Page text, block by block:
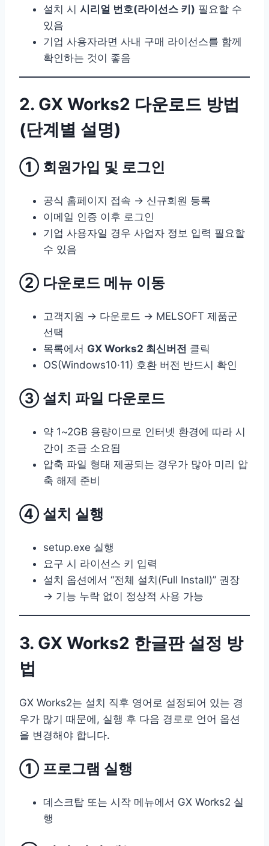
설치 시 시리얼 번호(라이선스 키) 필요할 수
있음
기업 사용자라면 사내 구매 라이선스를 함께
확인하는 것이 좋음
2. GX Works2 다운로드 방법
(단계별 설명)
① 회원가입 및 로그인
공식 홈페이지 접속 → 신규회원 등록
이메일 인증 이후 로그인
기업 사용자일 경우 사업자 정보 입력 필요할
수 있음
② 다운로드 메뉴 이동
고객지원 → 다운로드 → MELSOFT 제품군
선택
목록에서 GX Works2 최신버전 클릭
OS(Windows10·11) 호환 버전 반드시 확인
③ 설치 파일 다운로드
약 1~2GB 용량이므로 인터넷 환경에 따라 시
간이 조금 소요됨
압축 파일 형태 제공되는 경우가 많아 미리 압
축 해제 준비
④ 설치 실행
setup.exe 실행
요구 시 라이선스 키 입력
설치 옵션에서 “전체 설치(Full Install)” 권장
→ 기능 누락 없이 정상적 사용 가능
3. GX Works2 한글판 설정 방
법
GX Works2는 설치 직후 영어로 설정되어 있는 경
우가 많기 때문에, 실행 후 다음 경로로 언어 옵션
을 변경해야 합니다.
① 프로그램 실행
데스크탑 또는 시작 메뉴에서 GX Works2 실
행